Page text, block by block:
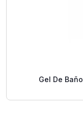
Gel De